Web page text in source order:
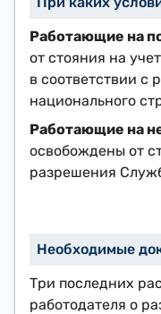
Работающие на
от стояния на
в соответствии с
национального
Работающие на
освобождены от
разрешения
Три последних
работодателя о